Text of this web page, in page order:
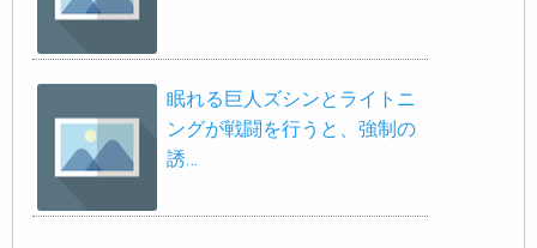
眠れる巨人ズシンとライトニ
ングが戦闘を行うと、強制の
誘…